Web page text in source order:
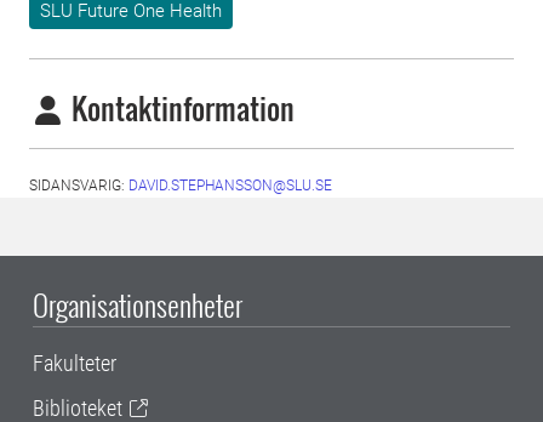
SLU Future One Health
Kontaktinformation
SIDANSVARIG: DAVID.STEPHANSSON@SLU.SE
Organisationsenheter
Fakulteter
Biblioteket